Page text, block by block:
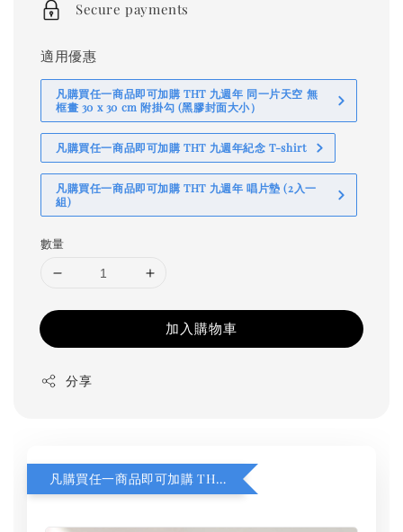
Secure payments
適用優惠
凡購買任一商品即可加購 THT 九週年 同一片天空 無
框畫 30 x 30 cm 附掛勾 (黑膠封面大小）
凡購買任一商品即可加購 THT 九週年紀念 T-shirt
凡購買任一商品即可加購 THT 九週年 唱片墊 (2入一
組)
數量
加入購物車
分享
凡購買任一商品即可加購 THT 九週年 同一片天空 無框畫 30 x 30 cm 附掛勾 (黑膠封面大小）